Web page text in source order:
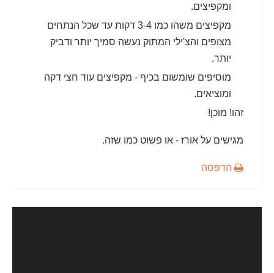
ומקפיצים.
מקפיצים משהו כמו 3-4 דקות עד שכל הנתחים
מצופים והצ'ילי המתוק נעשה סמיך יותר ודביק
יותר.
מוסיפים שומשום בכיף - מקפיצים עוד חצי דקה
ומוציאים.
זהו! מוכן!
מגישים על אורז - או פשוט כמו שזה.
הדפסה